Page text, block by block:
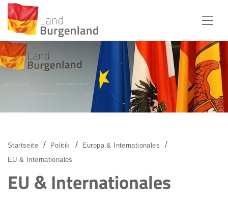
Zum Inhalt
Zum Menü
Zur Suche
Startseite Politik
Europa & Internationales
EU & Internationales
EU & Internationales